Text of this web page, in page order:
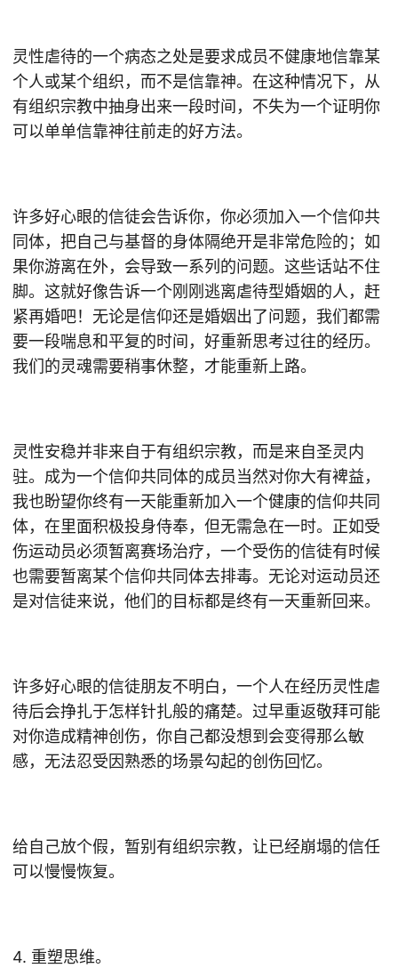
灵性虐待的一个病态之处是要求成员不健康地信靠某
个人或某个组织，而不是信靠神。在这种情况下，从
有组织宗教中抽身出来一段时间，不失为一个证明你
可以单单信靠神往前走的好方法。
许多好心眼的信徒会告诉你，你必须加入一个信仰共
同体，把自己与基督的身体隔绝开是非常危险的；如
果你游离在外，会导致一系列的问题。这些话站不住
脚。这就好像告诉一个刚刚逃离虐待型婚姻的人，赶
紧再婚吧！无论是信仰还是婚姻出了问题，我们都需
要一段喘息和平复的时间，好重新思考过往的经历。
我们的灵魂需要稍事休整，才能重新上路。
灵性安稳并非来自于有组织宗教，而是来自圣灵内
驻。成为一个信仰共同体的成员当然对你大有裨益，
我也盼望你终有一天能重新加入一个健康的信仰共同
体，在里面积极投身侍奉，但无需急在一时。正如受
伤运动员必须暂离赛场治疗，一个受伤的信徒有时候
也需要暂离某个信仰共同体去排毒。无论对运动员还
是对信徒来说，他们的目标都是终有一天重新回来。
许多好心眼的信徒朋友不明白，一个人在经历灵性虐
待后会挣扎于怎样针扎般的痛楚。过早重返敬拜可能
对你造成精神创伤，你自己都没想到会变得那么敏
感，无法忍受因熟悉的场景勾起的创伤回忆。
给自己放个假，暂别有组织宗教，让已经崩塌的信任
可以慢慢恢复。
4. 重塑思维。